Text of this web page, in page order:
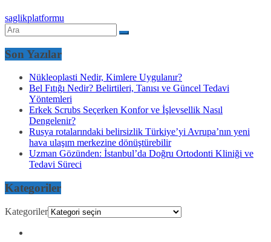
saglikplatformu
Son Yazılar
Nükleoplasti Nedir, Kimlere Uygulanır?
Bel Fıtığı Nedir? Belirtileri, Tanısı ve Güncel Tedavi
Yöntemleri
Erkek Scrubs Seçerken Konfor ve İşlevsellik Nasıl
Dengelenir?
Rusya rotalarındaki belirsizlik Türkiye’yi Avrupa’nın yeni
hava ulaşım merkezine dönüştürebilir
Uzman Gözünden: İstanbul’da Doğru Ortodonti Kliniği ve
Tedavi Süreci
Kategoriler
Kategoriler